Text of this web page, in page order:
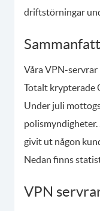
driftstörningar
Våra VPN-servrar
Totalt krypterade
Under juli
polismyndigheter.
givit ut någon
Nedan finns
VPN